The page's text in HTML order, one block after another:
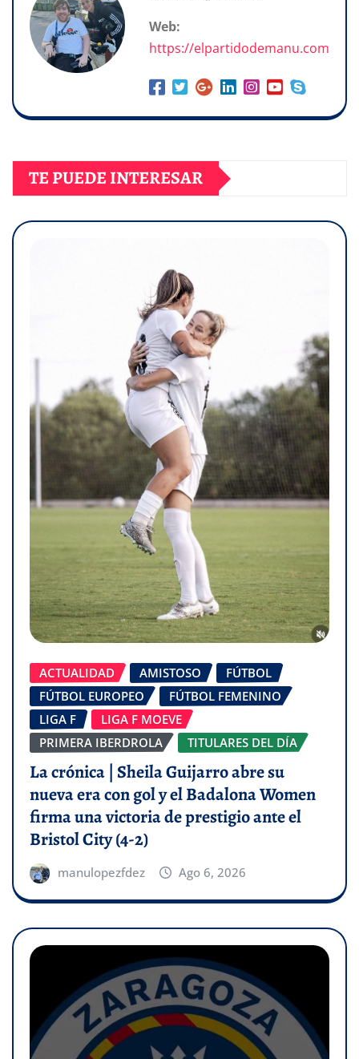
Web:
https://elpartidodemanu.com
TE PUEDE INTERESAR
ACTUALIDAD AMISTOSO
FÚTBOL
FÚTBOL EUROPEO
FÚTBOL FEMENINO
LIGA F
LIGA F MOEVE
PRIMERA IBERDROLA
TITULARES DEL DÍA
La crónica | Sheila Guijarro abre su
nueva era con gol y el Badalona Women
firma una victoria de prestigio ante el
Bristol City (4-2)
manulopezfdez Ago 6, 2026